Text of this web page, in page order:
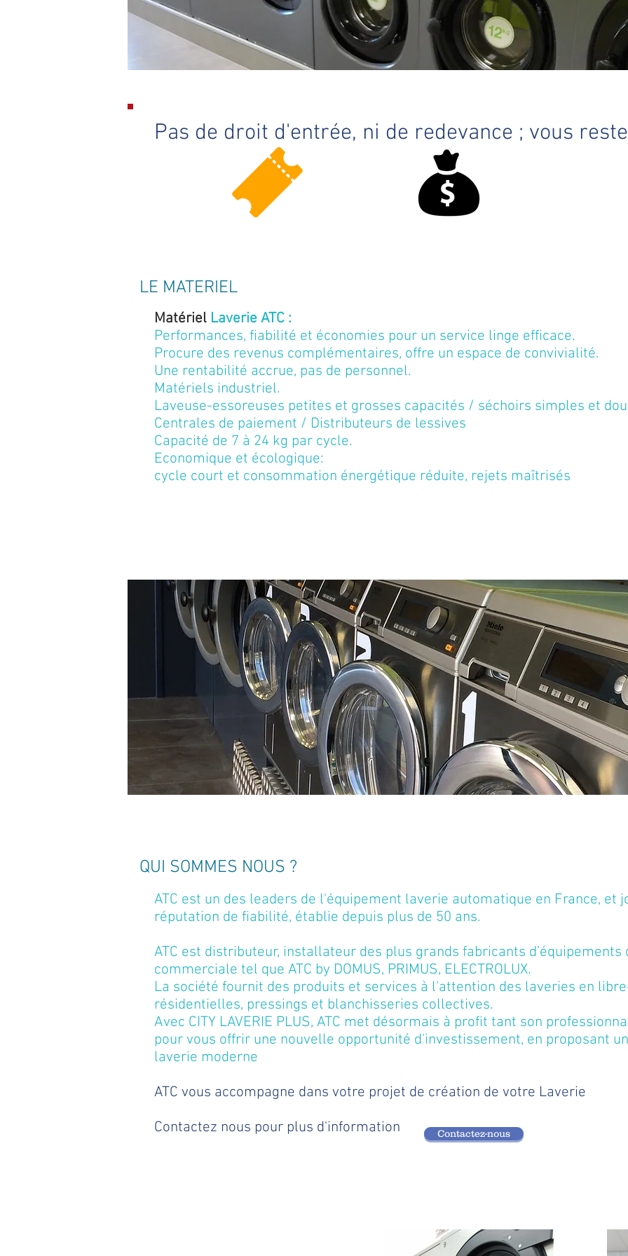
Pas de droit d'entrée, ni de redevance ; vous
LE MATERIEL
Matériel Laverie ATC :
Performances, fiabilité et économies pour un service linge efficace.
Procure des revenus complémentaires, offre un espace de convivialité.
Une rentabilité accrue, pas de personnel.
Matériels industriel.
Laveuse-essoreuses petites et grosses capacités / séchoirs simples et
Centrales de paiement / Distributeurs de lessives
Capacité de 7 à 24 kg par cycle.
Economique et écologique:
cycle court et consommation énergétique réduite, rejets maîtrisés
QUI SOMMES NOUS ?
ATC est un des leaders de l'équipement laverie automatique en France, et
réputation de fiabilité, établie depuis plus de 50 ans.
ATC est distributeur, installateur des plus grands fabricants
commerciale tel que ATC by DOMUS, PRIMUS, ELECTROLUX.
La société fournit des produits et services à l'attention des laveries en
résidentielles, pressings et blanchisseries collectives.
Avec CITY LAVERIE PLUS, ATC met désormais à profit tant son
pour vous offrir une nouvelle opportunité d'investissement, en proposant
laverie moderne
ATC vous accompagne dans votre projet de création de votre Laverie
Contactez nous pour plus d'information
Contactez-nous